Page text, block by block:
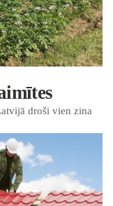
droši vien zina